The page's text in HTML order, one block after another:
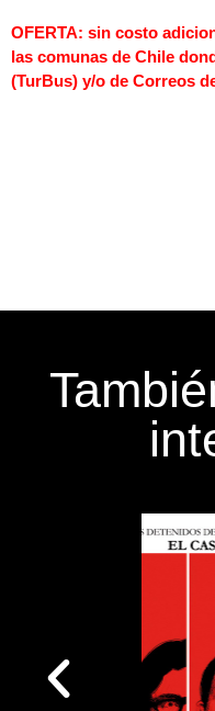
OFERTA: sin costo
las comunas de Chile
(TurBus) y/o de Correos